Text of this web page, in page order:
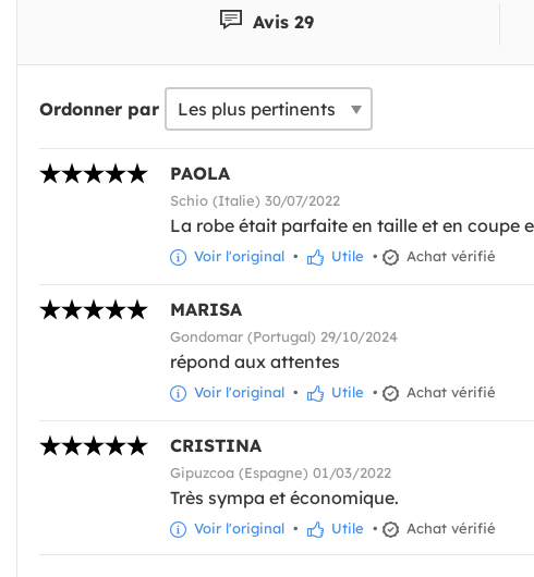
Avis 29
Ordonner par
PAOLA
Schio (Italie) 30/07/2022
La robe était parfaite en taille et en coupe
Voir l'original • Utile • Achat vérifié
MARISA
Gondomar (Portugal) 29/10/2024
répond aux attentes
Voir l'original • Utile • Achat vérifié
CRISTINA
Gipuzcoa (Espagne) 01/03/2022
Très sympa et économique.
Voir l'original • Utile • Achat vérifié